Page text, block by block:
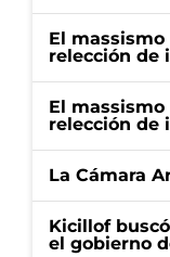
El
relección de
El
relección de
La Cámara
Kicillof
el gobierno